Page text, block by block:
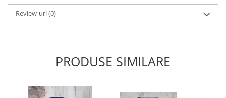
Review-uri(0)
PRODUSE SIMILARE